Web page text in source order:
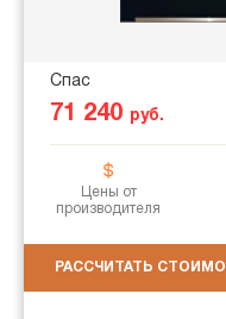
Спас
71 240 руб.
Цены от
производителя
РАССЧИТАТЬ